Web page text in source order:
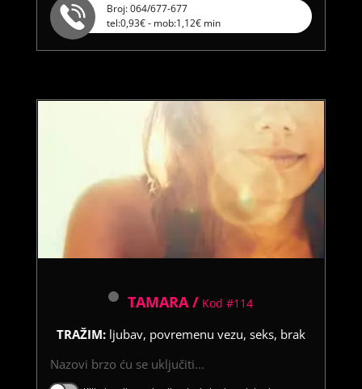
Broj: 064/677-677
tel:0,93€ - mob:1,12€ min
TAMARA / Kod #114
TRAŽIM: ljubav, povremenu vezu, seks, brak
Nazovi brzo ću se uključiti...